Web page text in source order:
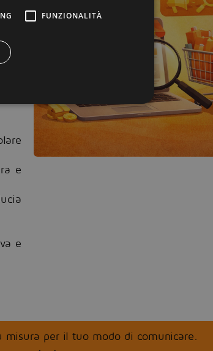
il
e
e
per il tuo modo di comunicare.
FUNZIONALITÀ